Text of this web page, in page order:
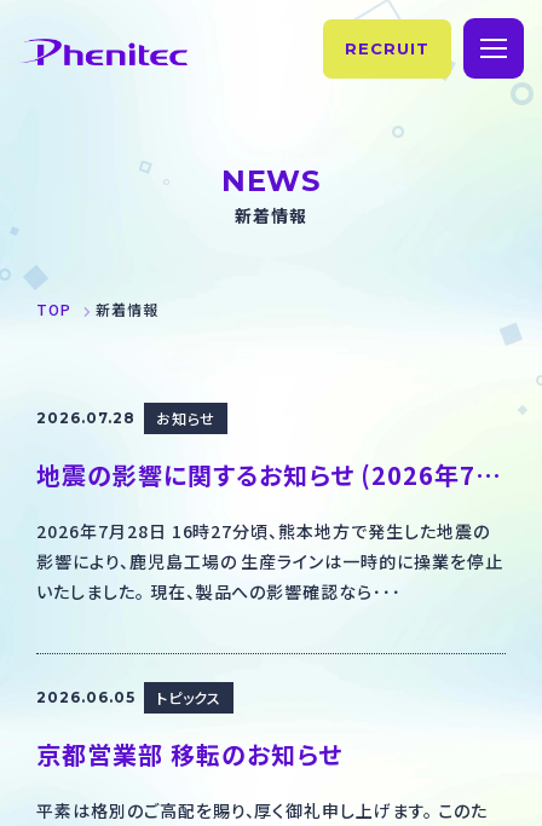
フェニテックの歴史
サステナビリティ
お知らせ
お問い合わせ
総合お問い合わせ
採用のお問い合わせ
製品・製造のお問い合わせ
RECRUIT
NEWS
新着情報
TOP 新着情報
2026.07.28 お知らせ
地震の影響に関するお知らせ (2026年7月28日) (2026.07.29 追記あり)
2026年7月28日 16時27分頃、熊本地方で発生した地震の
影響により、鹿児島工場の 生産ラインは一時的に操業を停止
いたしました。 現在、製品への影響確認なら･･･
2026.06.05 トピックス
京都営業部 移転のお知らせ
平素は格別のご高配を賜り、厚く御礼申し上げます。 このた